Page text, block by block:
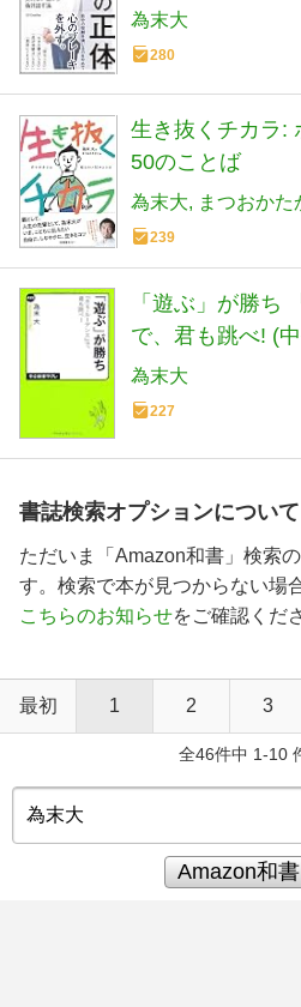
為末大
280
生き抜くチカラ:
50のことば
為末大 まつおかた
239
「遊ぶ」が勝ち
で、君も跳べ! (
為末大
227
書誌検索オプションについて
ただいま「Amazon和書」検索
す。検索で本が見つからない場
こちらのお知らせをご確認くだ
最初 1 2 3
全46件中 1-10